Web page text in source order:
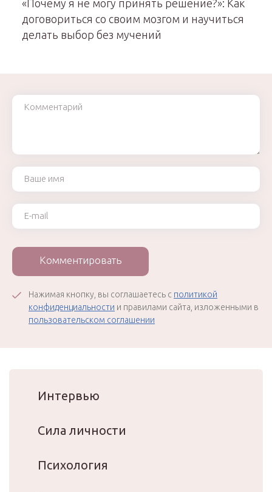
«Почему я не могу принять решение?»: Как
договориться со своим мозгом и научиться
делать выбор без мучений
Комментарий
Ваше имя
Ваш e-mail
Комментировать
Нажимая кнопку, вы соглашаетесь с политикой
конфиденциальности и правилами сайта, изложенными в
пользовательском соглашении
Интервью
Сила личности
Психология